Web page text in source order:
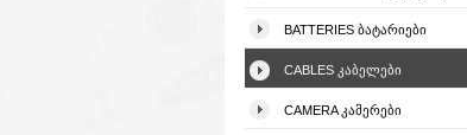
BATTERIES ᲑᲐᲢᲐᲠᲘᲔᲑᲘ
CABLES ᲙᲐᲑᲔᲚᲔᲑᲘ
CAMERA ᲙᲐᲛᲔᲠᲔᲑᲘ